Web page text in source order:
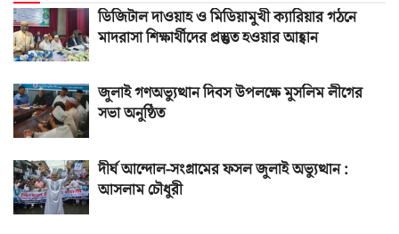
ডিজিটাল দাওয়াহ ও মিডিয়ামুখী ক্যারিয়ার গঠনে
মাদরাসা শিক্ষার্থীদের প্রস্তুত হওয়ার আহ্বান
জুলাই গণঅভ্যুত্থান দিবস উপলক্ষে মুসলিম লীগের
সভা অনুষ্ঠিত
দীর্ঘ আন্দোল-সংগ্রামের ফসল জুলাই অভ্যুত্থান :
আসলাম চৌধুরী